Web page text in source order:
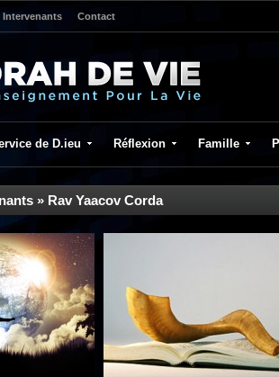
Intervenants Contact
de D.ieu Réflexion Famille
» Rav Yaacov Corda